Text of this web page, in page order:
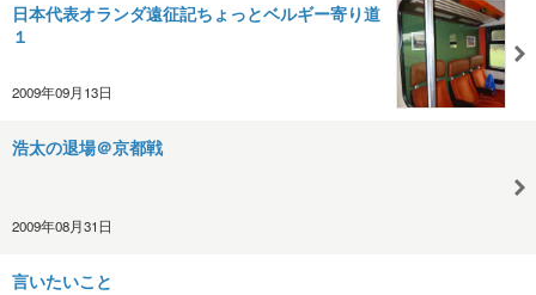
日本代表オランダ遠征記ちょっとベルギー寄り道
１
2009年09月13日
浩太の退場＠京都戦
2009年08月31日
言いたいこと